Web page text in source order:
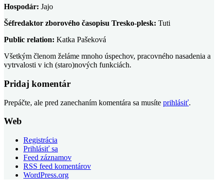
Hospodár: Jajo
Šéfredaktor zborového časopisu Tresko-plesk: Tuti
Public relation: Katka Pašeková
Všetkým členom želáme mnoho úspechov, pracovného nasadenia a
vytrvalosti v ich (staro)nových funkciách.
Pridaj komentár
Prepáčte, ale pred zanechaním komentára sa musíte prihlásiť.
Web
Registrácia
Prihlásiť sa
Feed záznamov
RSS feed komentárov
WordPress.org